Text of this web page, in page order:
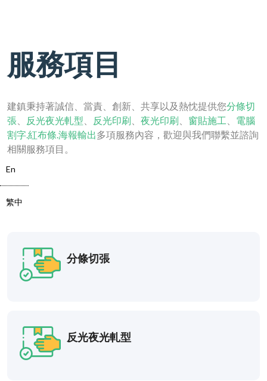
服務項目
建鎮秉持著誠信、當責、創新、共享以及熱忱提供您分條切
張
反光夜光軋型 反光印刷 夜光印刷 窗貼施工
電腦
割字.紅布條.海報輸出多項服務內容，歡迎與我們聯繫並諮詢
相關服務項目。
分條切張
反光夜光軋型
En
繁中